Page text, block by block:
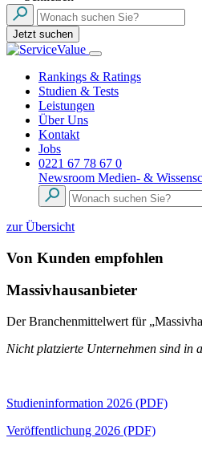
Jetzt suchen
Rankings & Ratings
Studien & Tests
Leistungen
Über Uns
Kontakt
Jobs
0221 67 78 67 0
Newsroom Medien- &
zur Übersicht
Von Kunden empfohlen
Massivhausanbieter
Der Branchenmittelwert für
Nicht platzierte Unternehmen sind in
Studieninformation 2026 (PDF)
Veröffentlichung 2026 (PDF)